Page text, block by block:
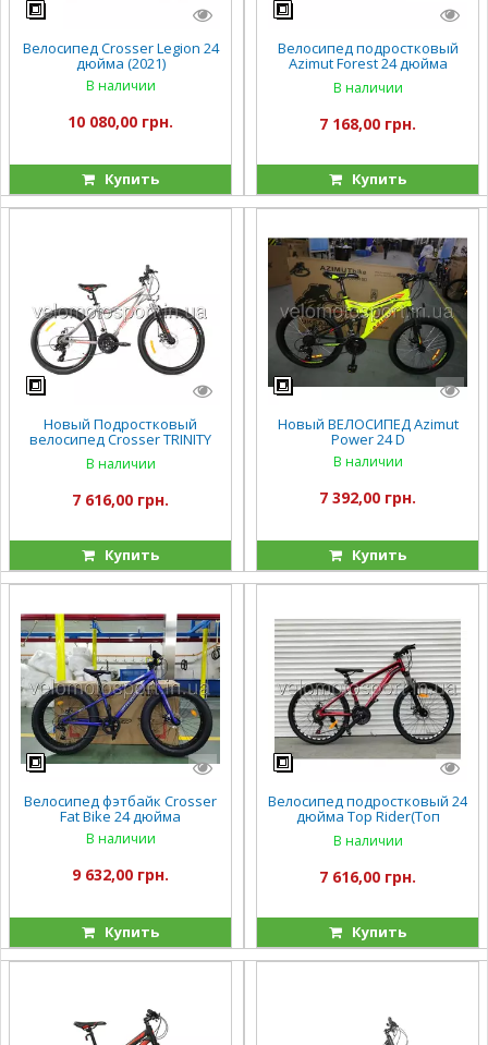
Велосипед Crosser Legion 24
дюйма (2021)
В наличии
10 080,00 грн.
Купить
Велосипед подростковый
Azimut Forest 24 дюйма
В наличии
7 168,00 грн.
Купить
Новый Подростковый
велосипед Crosser TRINITY
В наличии
7 616,00 грн.
Купить
Новый ВЕЛОСИПЕД Azimut
Power 24 D
В наличии
7 392,00 грн.
Купить
Велосипед фэтбайк Crosser
Fat Bike 24 дюйма
В наличии
9 632,00 грн.
Купить
Велосипед подростковый 24
дюйма Top Rider(Топ
Райдер) "680" (ORIGINAL
SHIMANO)
В наличии
7 616,00 грн.
Купить